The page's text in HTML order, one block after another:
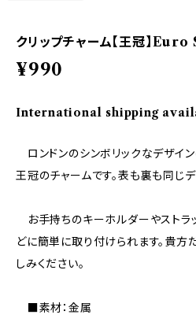
クリップチャーム【王冠】
¥990
International shipping
ロンドンのシンボリックなデザイ
王冠のチャームです。表も裏も同じデ
お手持ちのキーホルダーやストラッ
どに簡単に取り付けられます。貴方
しみください。
■素材：金属